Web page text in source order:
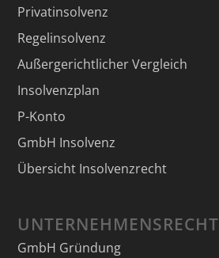
Privatinsolvenz
Regelinsolvenz
Außergerichtlicher Vergleich
Insolvenzplan
P-Konto
GmbH Insolvenz
Übersicht Insolvenzrecht
UNTERNEHMENSRECHT
GmbH Gründung